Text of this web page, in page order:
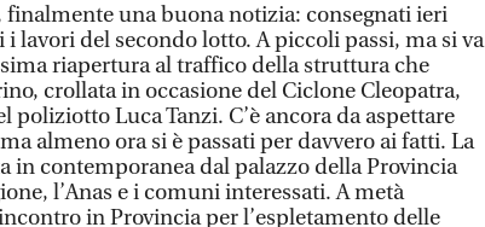
finalmente una buona notizia: consegnati ieri
lavori del secondo lotto. A piccoli passi, ma si va
riapertura al traffico della struttura che
crollata in occasione del Ciclone Cleopatra,
poliziotto Luca Tanzi. C’è ancora da aspettare
almeno ora si è passati per davvero ai fatti. La
in contemporanea dal palazzo della Provincia
l’Anas e i comuni interessati. A metà
in Provincia per l’espletamento delle